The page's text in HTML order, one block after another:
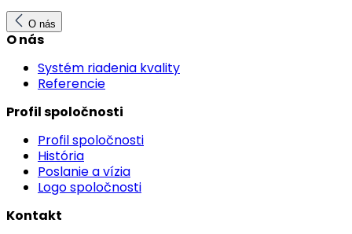
O nás
O nás
Systém riadenia kvality
Referencie
Profil spoločnosti
Profil spoločnosti
História
Poslanie a vízia
Logo spoločnosti
Kontakt